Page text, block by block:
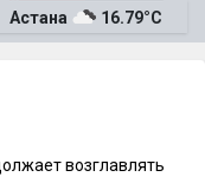
Астана 16.79°C
возглавлять